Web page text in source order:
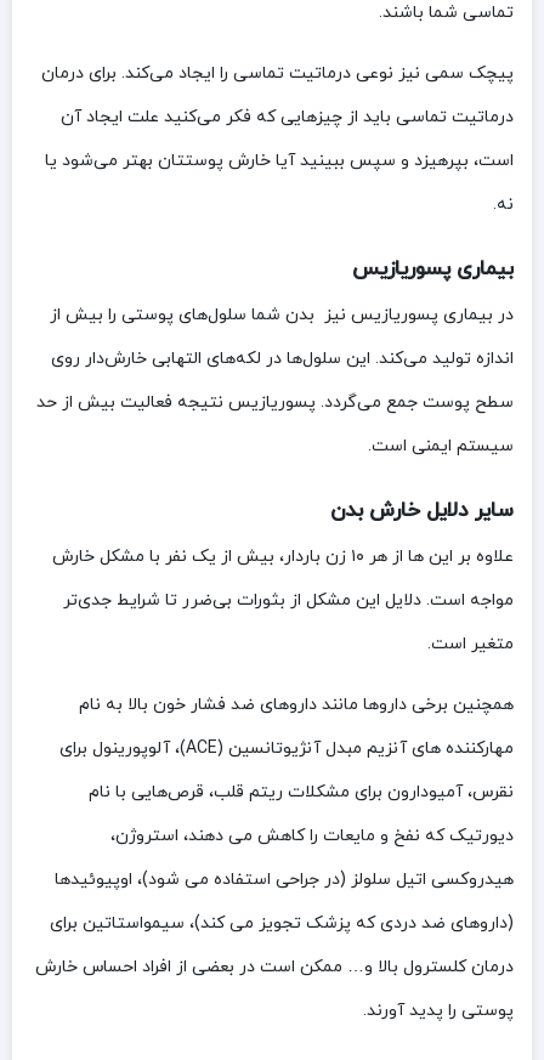
تماسی شما باشند.
پیچک سمی نیز نوعی درماتیت تماسی را ایجاد می‌کند. برای درمان
درماتیت تماسی باید از چیزهایی که فکر می‌کنید علت ایجاد آن
است، بپرهیزد و سپس ببینید آیا خارش پوستتان بهتر می‌شود یا
نه.
بیماری پسوریازیس
در بیماری پسوریازیس نیز بدن شما سلول‌های پوستی را بیش از
اندازه تولید می‌کند. این سلول‌ها در لکه‌های التهابی خارش‌دار روی
سطح پوست جمع می‌گردد. پسوریازیس نتیجه‌ فعالیت بیش از حد
سیستم ایمنی است.
سایر دلایل خارش بدن
علاوه بر این ها از هر ۱۰ زن باردار، بیش از یک نفر با مشکل خارش
مواجه است. دلایل این مشکل از بثورات بی‌ضرر تا شرایط جدی‌تر
متغیر است.
همچنین برخی داروها مانند داروهای ضد فشار خون بالا به نام
مهارکننده های آنزیم مبدل آنژیوتانسین (ACE)، آلوپورینول برای
نقرس، آمیودارون برای مشکلات ریتم قلب، قرص‌هایی با نام
دیورتیک که نفخ و مایعات را کاهش می دهند، استروژن،
هیدروکسی اتیل سلولز (در جراحی استفاده می شود)، اوپیوئیدها
(داروهای ضد دردی که پزشک تجویز می کند)، سیمواستاتین برای
درمان کلسترول بالا و… ممکن است در بعضی از افراد احساس خارش
پوستی را پدید آورند.